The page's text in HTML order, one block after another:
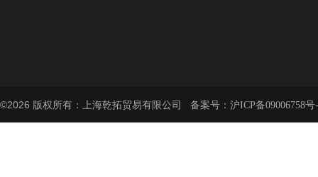
©2026 版权所有：上海乾拓贸易有限公司 备案号： 沪ICP备09006758号